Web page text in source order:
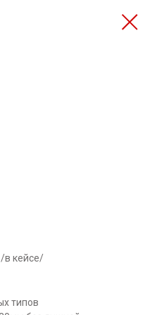
в кейсе/
типов